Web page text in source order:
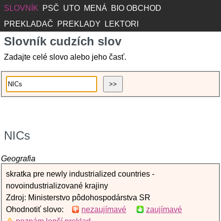
SLOVNÍK PSČ UTO MENÁ
BIO OBCHOD
PREKLADAČ
PREKLADY LEKTORI
Slovník cudzích slov
Zadajte celé slovo alebo jeho časť.
NICs
Geografia
skratka pre newly industrialized countries -
novoindustrializované krajiny
Zdroj: Ministerstvo pôdohospodárstva SR
Ohodnotiť slovo:
nezaujímavé
zaujímavé